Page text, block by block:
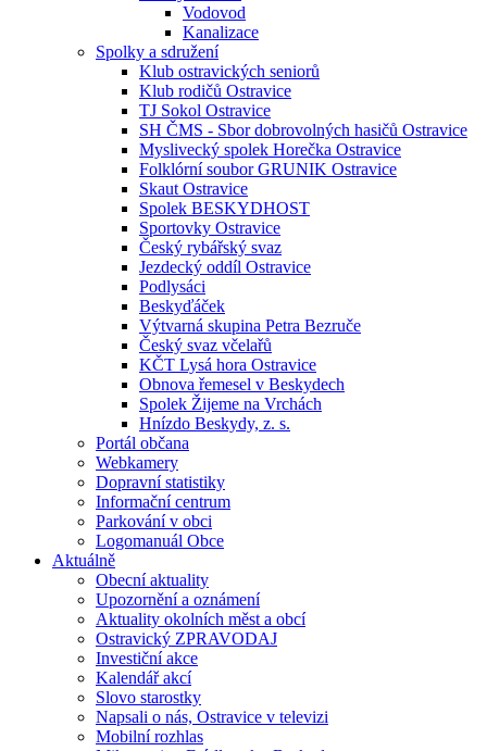
Vodovod
Kanalizace
Spolky a sdružení
Klub ostravických seniorů
Klub rodičů Ostravice
TJ Sokol Ostravice
SH ČMS - Sbor dobrovolných hasičů Ostravice
Myslivecký spolek Horečka Ostravice
Folklórní soubor GRUNIK Ostravice
Skaut Ostravice
Spolek BESKYDHOST
Sportovky Ostravice
Český rybářský svaz
Jezdecký oddíl Ostravice
Podlysáci
Beskyďáček
Výtvarná skupina Petra Bezruče
Český svaz včelařů
KČT Lysá hora Ostravice
Obnova řemesel v Beskydech
Spolek Žijeme na Vrchách
Hnízdo Beskydy, z. s.
Portál občana
Webkamery
Dopravní statistiky
Informační centrum
Parkování v obci
Logomanuál Obce
Aktuálně
Obecní aktuality
Upozornění a oznámení
Aktuality okolních měst a obcí
Ostravický ZPRAVODAJ
Investiční akce
Kalendář akcí
Slovo starostky
Napsali o nás, Ostravice v televizi
Mobilní rozhlas